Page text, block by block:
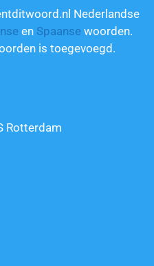
Nederlandse
en Spaanse woorden.
is toegevoegd.
Rotterdam